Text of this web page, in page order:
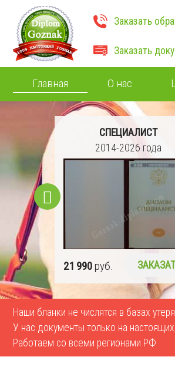
Заказать
Заказать
Главная О нас
СПЕЦИАЛИСТ
2014-2026 года
19 990 руб.
Наши бланки не числятся в базах
У нас документы только на
Работаем со всеми регионами РФ